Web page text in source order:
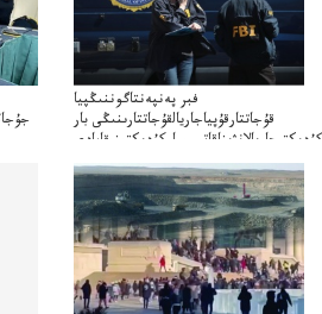
فبر پەنپەنتاگوننىڭپيا
قۇجاتتارقۇپياجاريالقۇجاتتارىنىڭى بار
كۇدىكتىجاريالانۋىناقاتىسىباركۇدىكتىنىقامادى